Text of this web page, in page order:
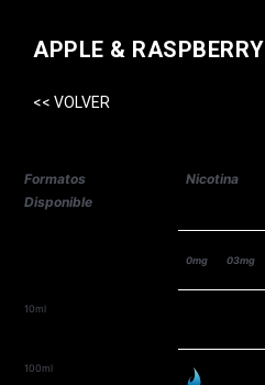
APPLE & RASPBERRY
<< VOLVER
Formatos
Disponible
Nicotina
0mg 03mg
10ml
100ml